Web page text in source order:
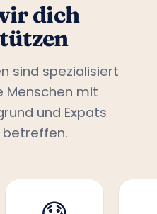
dich
sind spezialisiert
Menschen mit
und Expats